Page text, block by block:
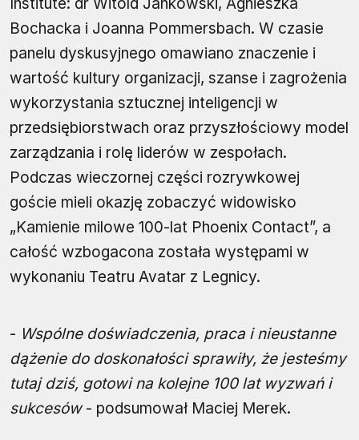
Institute: dr Witold Jankowski, Agnieszka
Bochacka i Joanna Pommersbach. W czasie
panelu dyskusyjnego omawiano znaczenie i
wartość kultury organizacji, szanse i zagrożenia
wykorzystania sztucznej inteligencji w
przedsiębiorstwach oraz przyszłościowy model
zarządzania i rolę liderów w zespołach.
Podczas wieczornej części rozrywkowej
goście mieli okazję zobaczyć widowisko
„Kamienie milowe 100-lat Phoenix Contact”, a
całość wzbogacona została występami w
wykonaniu Teatru Avatar z Legnicy.
- Wspólne doświadczenia, praca i nieustanne
dążenie do doskonałości sprawiły, że jesteśmy
tutaj dziś, gotowi na kolejne 100 lat wyzwań i
sukcesów- podsumował Maciej Merek.